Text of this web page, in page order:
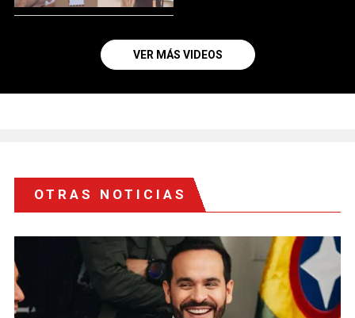
VER MÁS VIDEOS
OTRAS NOTICIAS